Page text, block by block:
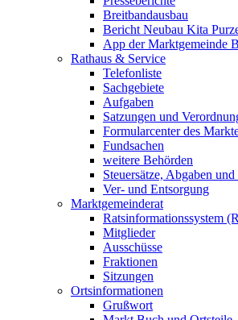
Breitbandausbau
Bericht Neubau Kita
App der Marktgemeinde
Rathaus & Service
Telefonliste
Sachgebiete
Aufgaben
Satzungen und
Formularcenter des
Fundsachen
weitere Behörden
Steuersätze, Abgaben
Ver- und Entsorgung
Marktgemeinderat
Ratsinformationssystem
Mitglieder
Ausschüsse
Fraktionen
Sitzungen
Ortsinformationen
Grußwort